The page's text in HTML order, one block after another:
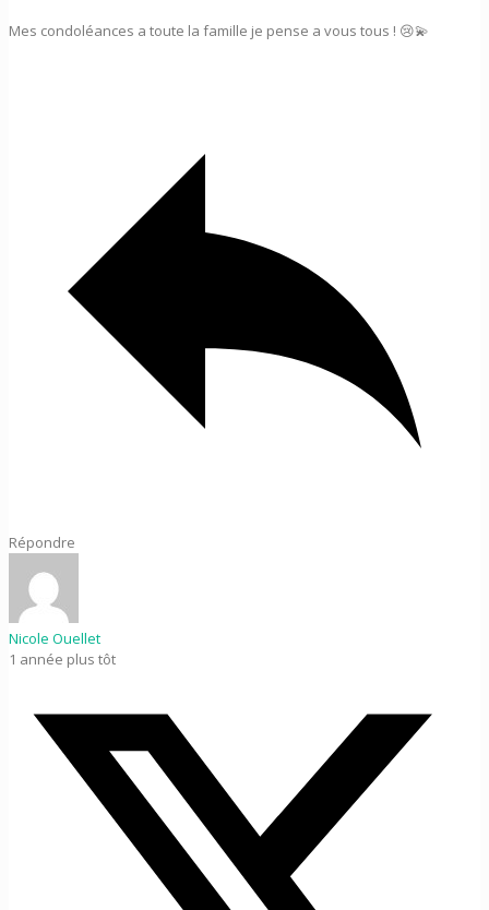
Mes condoléances a toute la famille je pense a vous tous ! 😢💫
Répondre
Nicole Ouellet
1 année plus tôt